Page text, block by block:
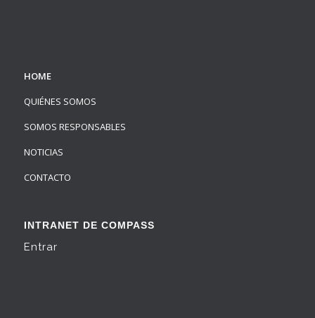
HOME
QUIÉNES SOMOS
SOMOS RESPONSABLES
NOTICIAS
CONTACTO
INTRANET DE COMPASS
Entrar